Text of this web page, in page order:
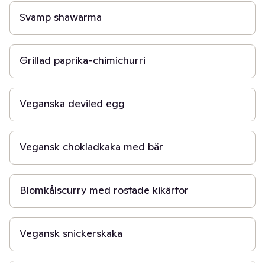
Svamp shawarma
30 min
Grillad paprika-chimichurri
45 min
Veganska deviled egg
30 min
Vegansk chokladkaka med bär
30 min
Blomkålscurry med rostade kikärtor
40 min
Vegansk snickerskaka
30 min